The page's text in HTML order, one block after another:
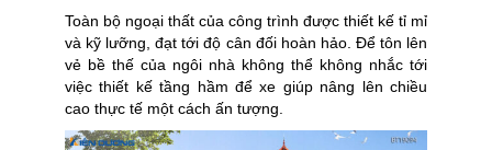
Toàn bộ ngoại thất của công trình được thiết kế tỉ mỉ
và kỹ lưỡng, đạt tới độ cân đối hoàn hảo. Để tôn lên
vẻ bề thế của ngôi nhà không thể không nhắc tới
việc thiết kế tầng hầm để xe giúp nâng lên chiều
cao thực tế một cách ấn tượng.